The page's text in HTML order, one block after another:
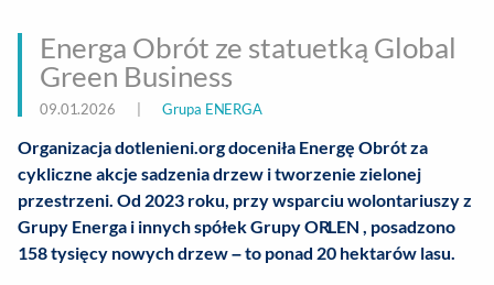
Energa Obrót ze statuetką Global
Green Business
09.01.2026 Grupa ENERGA
Organizacja dotlenieni.org doceniła Energę Obrót za
cykliczne akcje sadzenia drzew i tworzenie zielonej
przestrzeni. Od 2023 roku, przy wsparciu wolontariuszy z
Grupy Energa i innych spółek Grupy ORLEN , posadzono
158 tysięcy nowych drzew – to ponad 20 hektarów lasu.